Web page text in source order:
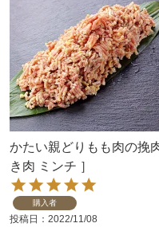
かたい親どりもも肉の挽
き肉 ミンチ ］
購入者
投稿日 2022/11/08